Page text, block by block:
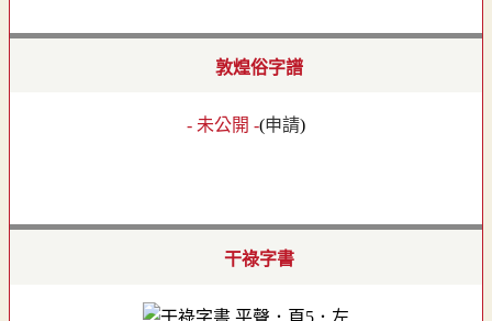
敦煌俗字譜
- 未公開 -(申請)
干祿字書